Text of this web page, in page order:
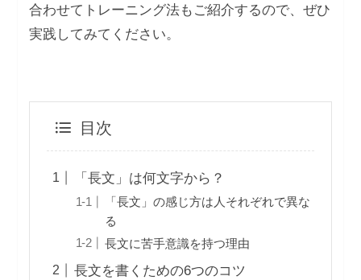
合わせてトレーニング法もご紹介するので、ぜひ
実践してみてください。
目次
「長文」は何文字から？
「長文」の感じ方は人それぞれで異な
る
長文に苦手意識を持つ理由
長文を書くための6つのコツ